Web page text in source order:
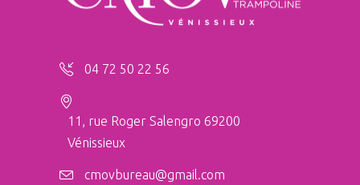
04 72 50 22 56
11, rue Roger Salengro 69200
Vénissieux
cmovbureau@gmail.com